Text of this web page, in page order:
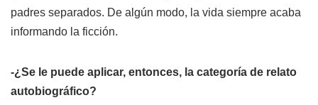
padres separados. De algún modo, la vida siempre acaba
informando la ficción.
-¿Se le puede aplicar, entonces, la categoría de relato
autobiográfico?